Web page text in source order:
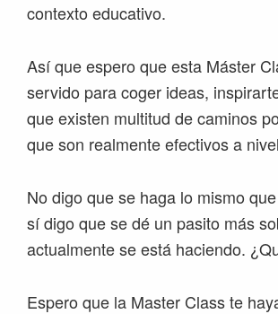
contexto educativo.
Así que espero que esta Máster
servido para coger ideas,
que existen multitud de caminos
que son realmente efectivos a
No digo que se haga lo mismo
sí digo que se dé un pasito más
actualmente se está haciendo.
Espero que la Master Class te